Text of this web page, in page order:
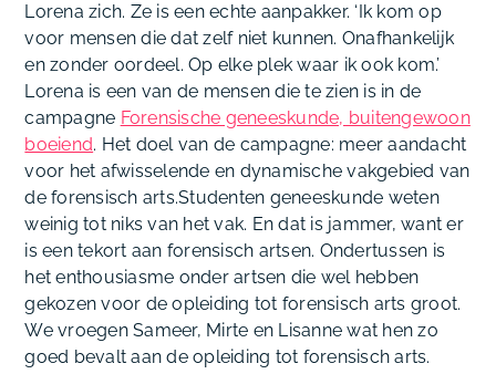
Lorena zich. Ze is een echte aanpakker. ‘Ik kom op
voor mensen die dat zelf niet kunnen. Onafhankelijk
en zonder oordeel. Op elke plek waar ik ook kom.’
Lorena is een van de mensen die te zien is in de
campagne Forensische geneeskunde, buitengewoon
boeiend. Het doel van de campagne: meer aandacht
voor het afwisselende en dynamische vakgebied van
de forensisch arts.Studenten geneeskunde weten
weinig tot niks van het vak. En dat is jammer, want er
is een tekort aan forensisch artsen. Ondertussen is
het enthousiasme onder artsen die wel hebben
gekozen voor de opleiding tot forensisch arts groot.
We vroegen Sameer, Mirte en Lisanne wat hen zo
goed bevalt aan de opleiding tot forensisch arts.